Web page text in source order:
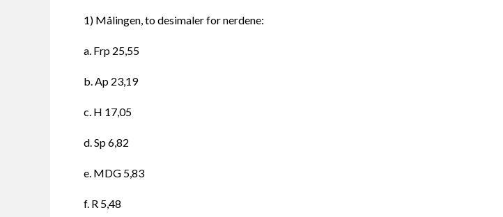
1) Målingen, to desimaler for nerdene:
a. Frp 25,55
b. Ap 23,19
c. H 17,05
d. Sp 6,82
e. MDG 5,83
f. R 5,48